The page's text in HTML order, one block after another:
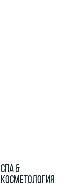
СПА &
КОСМЕТОЛОГИЯ